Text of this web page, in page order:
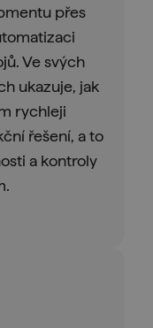
přes
Ve svých
ukazuje, jak
rychleji
řešení, a to
a kontroly